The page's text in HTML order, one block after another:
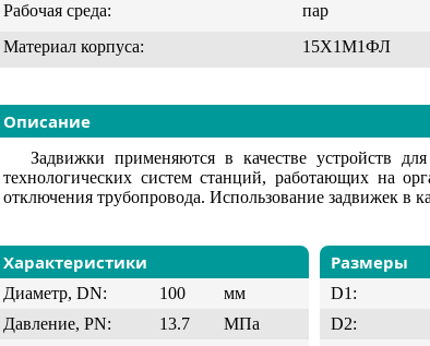
Рабочая среда:
пар
Материал корпуса:
15Х1М1ФЛ
Описание
Задвижки применяются в качестве устройств
технологических систем станций, работающих на
отключения трубопровода. Использование задвижек в
Характеристики
Диаметр, DN: 100
мм
Давление, PN:
13.7
МПа
Размеры
D1:
D2: